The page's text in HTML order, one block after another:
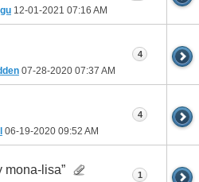
12-01-2021 07:16 AM
07-28-2020 07:37 AM
4
06-19-2020 09:52 AM
4
mona-lisa” 1